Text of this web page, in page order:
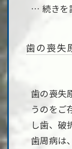
… 続きを
歯の喪失
歯の喪失
うのをご
し歯、破
歯周病は